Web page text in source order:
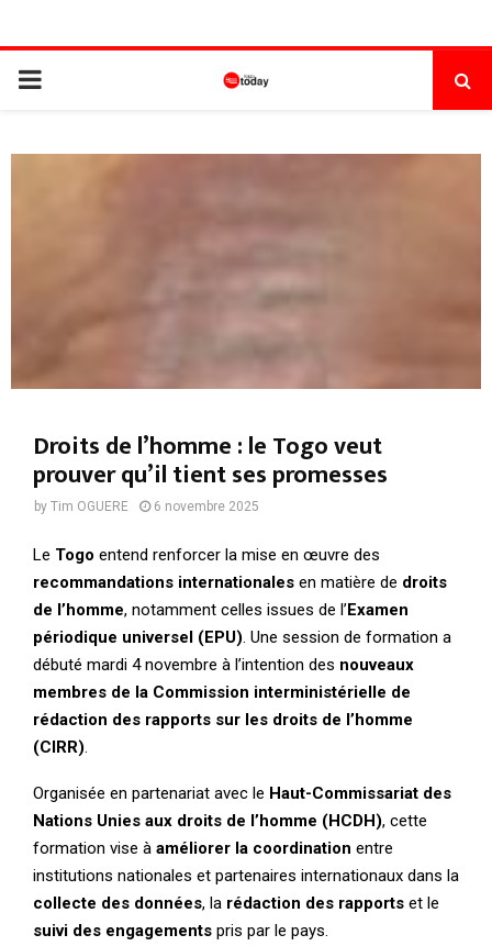
Droits de l’homme : le Togo veut
prouver qu’il tient ses promesses
by Tim OGUERE 6 novembre 2025
Le Togo entend renforcer la mise en œuvre des
recommandations internationales en matière de droits
de l’homme, notamment celles issues de l’Examen
périodique universel (EPU) . Une session de formation a
débuté mardi 4 novembre à l’intention des nouveaux
membres de la Commission interministérielle de
rédaction des rapports sur les droits de l’homme
(CIRR)
Organisée en partenariat avec le Haut-Commissariat des
Nations Unies aux droits de l’homme (HCDH), cette
formation vise à améliorer la coordination entre
institutions nationales et partenaires internationaux dans la
collecte des données, la rédaction des rapports et le
suivi des engagements pris par le pays.